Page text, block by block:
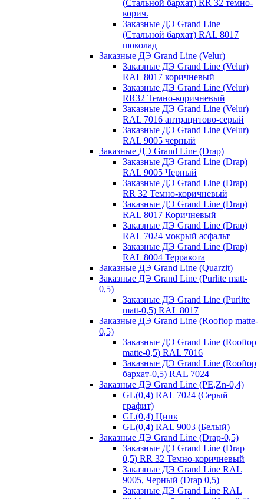
(Стальной бархат) RR 32 темно-
корич.
Заказные ДЭ Grand Line
(Стальной бархат) RAL 8017
шоколад
Заказные ДЭ Grand Line (Velur)
Заказные ДЭ Grand Line (Velur)
RAL 8017 коричневый
Заказные ДЭ Grand Line (Velur)
RR32 Темно-коричневый
Заказные ДЭ Grand Line (Velur)
RAL 7016 антрацитово-серый
Заказные ДЭ Grand Line (Velur)
RAL 9005 черный
Заказные ДЭ Grand Line (Drap)
Заказные ДЭ Grand Line (Drap)
RAL 9005 Черный
Заказные ДЭ Grand Line (Drap)
RR 32 Темно-коричневый
Заказные ДЭ Grand Line (Drap)
RAL 8017 Коричневый
Заказные ДЭ Grand Line (Drap)
RAL 7024 мокрый асфальт
Заказные ДЭ Grand Line (Drap)
RAL 8004 Терракота
Заказные ДЭ Grand Line (Quarzit)
Заказные ДЭ Grand Line (Purlite matt-
0,5)
Заказные ДЭ Grand Line (Purlite
matt-0,5) RAL 8017
Заказные ДЭ Grand Line (Rooftop matte-
0,5)
Заказные ДЭ Grand Line (Rooftop
matte-0,5) RAL 7016
Заказные ДЭ Grand Line (Rooftop
бархат-0,5) RAL 7024
Заказные ДЭ Grand Line (PE,Zn-0,4)
GL(0,4) RAL 7024 (Серый
графит)
GL(0,4) Цинк
GL(0,4) RAL 9003 (Белый)
Заказные ДЭ Grand Line (Drap-0,5)
Заказные ДЭ Grand Line (Drap
0,5) RR 32 Темно-коричневый
Заказные ДЭ Grand Line RAL
9005, Черный (Drap 0,5)
Заказные ДЭ Grand Line RAL